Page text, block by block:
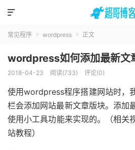

常见程序  wordpress  正文
wordpress如何添加最新文
2018-04-23 阅读(733) 评论(0)
使用wordpress程序搭建网站时，
栏会添加网站最新文章版块。添加
使用小工具功能来实现的。（相
站教程）